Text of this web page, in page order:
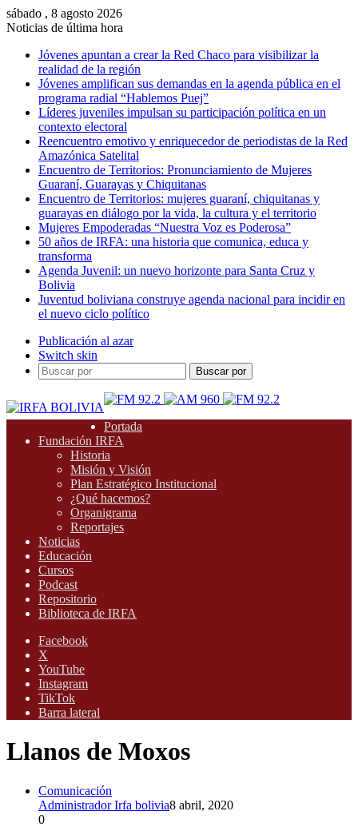
sábado , 8 agosto 2026
Noticias de última hora
Jóvenes apuntan a crear la Red Chaco para visibilizar la
realidad de la región
Jóvenes amplifican sus demandas en la agenda pública en el
programa radial “Hablemos Puej”
Líderes juveniles impulsan su participación política en un
contexto electoral
Reencuentro emotivo y enriquecedor de periodistas de la Red
Amazónica Satelital
Encuentro de Territorios: Pronunciamiento de Mujeres
Guaraní, Guarayas y Chiquitanas
Encuentro de Territorios: mujeres guaraní, chiquitanas y
guarayas en diálogo por la vida, la cultura y el territorio
Mujeres Empoderadas “Nuestra Voz es Poderosa”
50 años de IRFA: una historia que comunica, educa y
transforma
Agenda Juvenil: un nuevo horizonte para Santa Cruz y
Bolivia
Juventud boliviana construye agenda nacional para incidir en
el nuevo ciclo político
Publicación al azar
Switch skin
Buscar por
Portada
Fundación IRFA
Historia
Misión y Visión
Plan Estratégico Institucional
¿Qué hacemos?
Organigrama
Reportajes
Noticias
Educación
Cursos
Podcast
Repositorio
Biblioteca de IRFA
Facebook
X
YouTube
Instagram
TikTok
Barra lateral
Llanos de Moxos
Comunicación
Administrador Irfa bolivia8 abril, 2020
0